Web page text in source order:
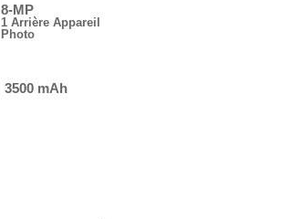
8-MP
1 Arrière Appareil
Photo
3500 mAh